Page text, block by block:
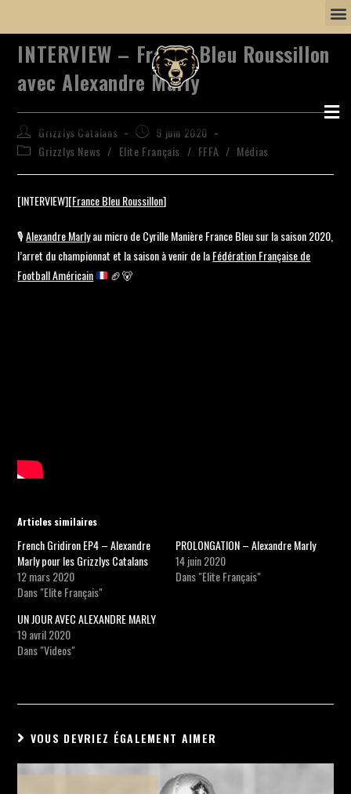
INTERVIEW – France Bleu Roussillon
avec Alexandre Marly
Grizzlys Catalans
9 juin 2020
Grizzlys News / Elite Français / FFFA / Médias
[INTERVIEW][France Bleu Roussillon]
🎙Alexandre Marlyau micro de Cyrille Manière France Bleu sur la saison 2020,
l’arret du championnat et la saison à venir de laFédération Française de
Football Américain
🏈🐻
Articles similaires
French Gridiron EP4 – Alexandre
Marly pour les Grizzlys Catalans
12 mars 2020
Dans "Elite Français"
PROLONGATION – Alexandre Marly
14 juin 2020
Dans "Elite Français"
UN JOUR AVEC ALEXANDRE MARLY
19 avril 2020
Dans "Videos"
VOUS DEVRIEZ ÉGALEMENT AIMER